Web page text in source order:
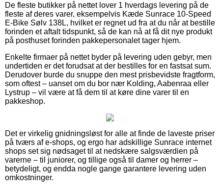
De fleste butikker på nettet lover 1 hverdags levering på de
fleste af deres varer, eksempelvis Kæde Sunrace 10-Speed
E-Bike Sølv 138L, hvilket er regnet ud fra at du når at bestille
forinden et aftalt tidspunkt, så de kan nå at få dit nye produkt
på posthuset forinden pakkepersonalet tager hjem.
Enkelte firmaer på nettet byder på levering uden gebyr, men
undertiden er det forudsat at der bestilles for en fastsat sum.
Derudover burde du snuppe den mest prisbevidste fragtform,
som oftest – uanset om du bor nær Kolding, Aabenraa eller
Lystrup – vil være at få dem til at køre dine varer til en
pakkeshop.
Det er virkelig gnidningsløst for alle at finde de laveste priser
på tværs af e-shops, og ergo har adskillige Sunrace internet
shops set sig nødsaget til at nedskære salgsværdien på
varerne – til juniorer, og tillige også til damer og herrer –
betydeligt, og endda nogle gange garantere levering uden
omkostninger.